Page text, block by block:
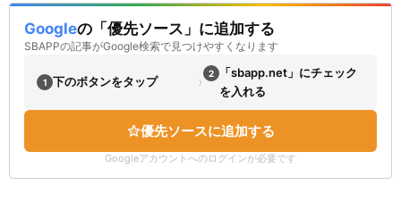
Googleの「優先ソース」に追加する
SBAPPの記事がGoogle検索で見つけやすくなります
1 下のボタンをタップ › 2
「sbapp.net」にチェック
を入れる
優先ソースに追加する
Googleアカウントへのログインが必要です